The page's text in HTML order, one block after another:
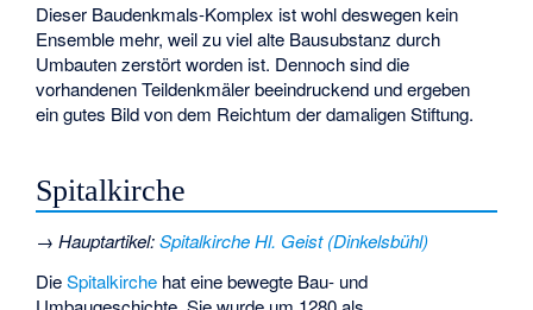
Dieser Baudenkmals-Komplex ist wohl deswegen kein
Ensemble mehr, weil zu viel alte Bausubstanz durch
Umbauten zerstört worden ist. Dennoch sind die
vorhandenen Teildenkmäler beeindruckend und ergeben
ein gutes Bild von dem Reichtum der damaligen Stiftung.
Spitalkirche
→Hauptartikel:Spitalkirche Hl. Geist (Dinkelsbühl)
DieSpitalkirche hat eine bewegte Bau- und